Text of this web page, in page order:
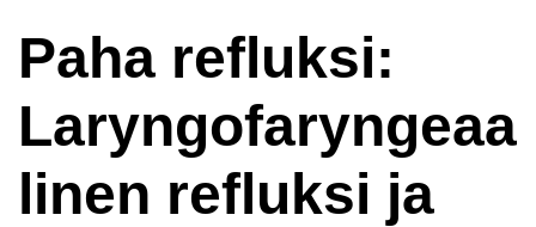
Paha refluksi:
Laryngofaryngeaa
linen refluksi ja